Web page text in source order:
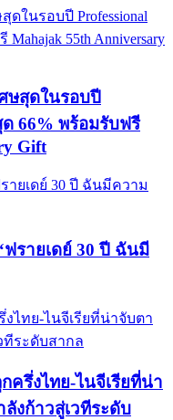
ษสุดในรอบปี
ด 66% พร้อมรับฟรี
Gift
รายเดย์ 30 ปี ฉันมี
ครึ่งไทย-ไนจีเรียที่น่า
งก้าวสู่เวทีระดับ